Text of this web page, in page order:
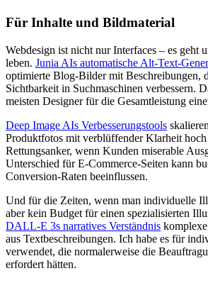
Für Inhalte und Bildmaterial
Webdesign ist nicht nur Interfaces – es geht
leben. Junia AIs automatische Alt-Text-
optimierte Blog-Bilder mit Beschreibungen,
Sichtbarkeit in Suchmaschinen verbessern.
meisten Designer für die Gesamtleistung
Deep Image AIs Verbesserungstools
Produktfotos mit verblüffender Klarheit hoch
Rettungsanker, wenn Kunden miserable
Unterschied für E-Commerce-Seiten kann
Conversion-Raten beeinflussen.
Und für die Zeiten, wenn man individuelle
aber kein Budget für einen spezialisierten
DALL-E 3s narratives Verständnis
aus Textbeschreibungen. Ich habe es für
verwendet, die normalerweise die
erfordert hätten.